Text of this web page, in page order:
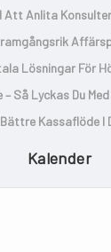
Att Anlita
Lösningar För
Så Lyckas Du
Bättre Kassaflöde
Kalender